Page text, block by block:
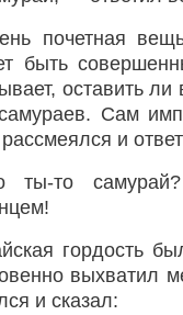
почетная
быть
оставить
Сам
и
то
гордость
выхватил
и сказал: